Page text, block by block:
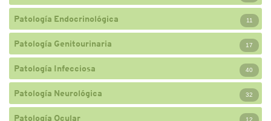
Patología Endocrinológica 11
Patología Genitourinaria 17
Patología Infecciosa 40
Patología Neurológica 32
Patología Ocular 12